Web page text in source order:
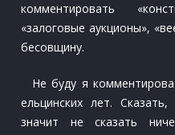
комментировать
«залоговые аукционы»,
бесовщину.
Не буду я
ельцинских лет.
значит не сказать